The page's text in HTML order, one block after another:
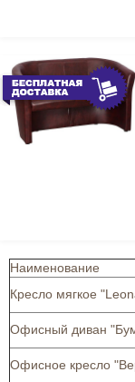
Наименование
Кресло мягкое
Офисный диван
Офисное кресло